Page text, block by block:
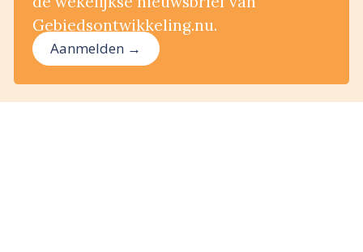
Gebiedsontwikkeling.nu.
Aanmelden →